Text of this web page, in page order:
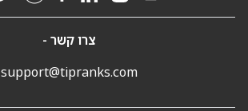
צרו קשר -
support@tipranks.com